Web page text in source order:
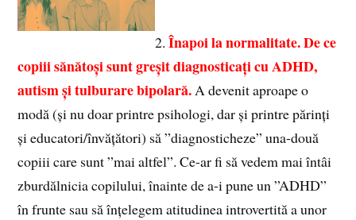
2. Înapoi la normalitate. De ce
copiii sănătoși sunt greșit diagnosticați cu ADHD,
autism și tulburare bipolară.A devenit aproape o
modă (și nu doar printre psihologi, dar și printre părinți
și educatori/învățători) să ”diagnosticheze” una-două
copiii care sunt ”mai altfel”. Ce-ar fi să vedem mai întâi
zburdălnicia copilului, înainte de a-i pune un ”ADHD”
în frunte sau să înțelegem atitudinea introvertită a unor